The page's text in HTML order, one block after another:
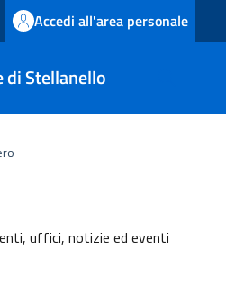
Accedi all'area personale
di Stellanello
uffici, notizie ed eventi